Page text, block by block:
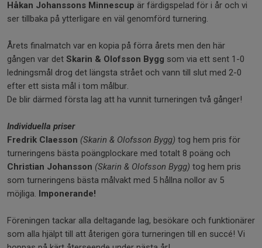
Håkan Johanssons Minnescup är färdigspelad för i år och vi
ser tillbaka på ytterligare en väl genomförd turnering.
Årets finalmatch var en kopia på förra årets men den här
gången var det Skarin & Olofsson Bygg som via ett sent 1-0
ledningsmål drog det längsta strået och vann till slut med 2-0
efter ett sista mål i tom målbur.
De blir därmed första lag att ha vunnit turneringen två gånger!
Individuella priser
Fredrik Claesson (Skarin & Olofsson Bygg) tog hem pris för
turneringens bästa poängplockare med totalt 8 poäng och
Christian Johansson (Skarin & Olofsson Bygg) tog hem pris
som turneringens bästa målvakt med 5 hållna nollor av 5
möjliga. Imponerande!
Föreningen tackar alla deltagande lag, besökare och funktionärer
som alla hjälpt till att återigen göra turneringen till en succé! Vi